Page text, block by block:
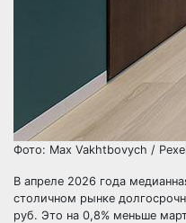
Фото: Max Vakhtbovych /
В апреле 2026 года
столичном рынке
руб. Это на 0,8% меньше